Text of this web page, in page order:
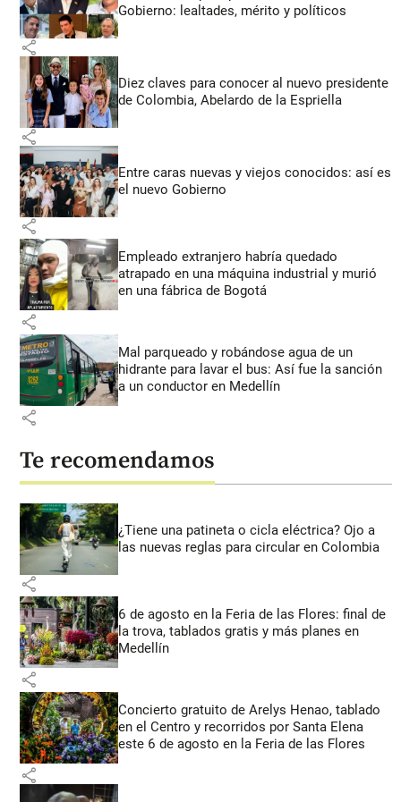
Gobierno: lealtades, mérito y políticos
share
Diez claves para conocer al nuevo presidente
de Colombia, Abelardo de la Espriella
share
Entre caras nuevas y viejos conocidos: así es
el nuevo Gobierno
share
Empleado extranjero habría quedado
atrapado en una máquina industrial y murió
en una fábrica de Bogotá
share
Mal parqueado y robándose agua de un
hidrante para lavar el bus: Así fue la sanción
a un conductor en Medellín
share
Te recomendamos
¿Tiene una patineta o cicla eléctrica? Ojo a
las nuevas reglas para circular en Colombia
share
6 de agosto en la Feria de las Flores: final de
la trova, tablados gratis y más planes en
Medellín
share
Concierto gratuito de Arelys Henao, tablado
en el Centro y recorridos por Santa Elena
este 6 de agosto en la Feria de las Flores
share